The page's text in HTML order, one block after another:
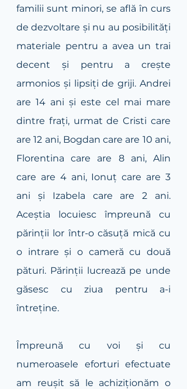
familii sunt minori, se află în curs
de dezvoltare și nu au posibilități
materiale pentru a avea un trai
decent și pentru a crește
armonios și lipsiți de griji. Andrei
are 14 ani și este cel mai mare
dintre frați, urmat de Cristi care
are 12 ani, Bogdan care are 10 ani,
Florentina care are 8 ani, Alin
care are 4 ani, Ionuț care are 3
ani și Izabela care are 2 ani.
Aceștia locuiesc împreună cu
părinții lor într-o căsuță mică cu
o intrare și o cameră cu două
pături. Părinții lucrează pe unde
găsesc cu ziua pentru a-i
întreține.
Împreună cu voi și cu
numeroasele eforturi efectuate
am reușit să le achiziționăm o